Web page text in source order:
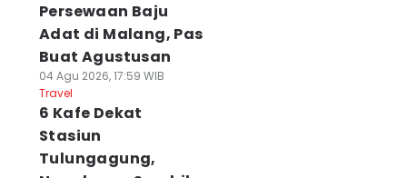
Persewaan Baju
Adat di Malang, Pas
Buat Agustusan
04 Agu 2026, 17:59 WIB
Travel
6 Kafe Dekat
Stasiun
Tulungagung,